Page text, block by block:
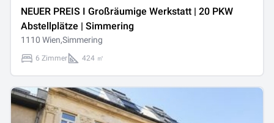
NEUER PREIS I Großräumige Werkstatt | 20 PKW
Abstellplätze | Simmering
1110 Wien,Simmering
6 Zimmer 424 ㎡